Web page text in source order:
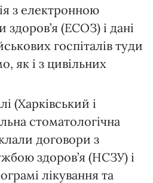
з електронною
(ЕСОЗ) і дані
госпіталів туди
як і з цивільних
(Харківський і
стоматологічна
договори з
здоров’я (НСЗУ) і
лікування та